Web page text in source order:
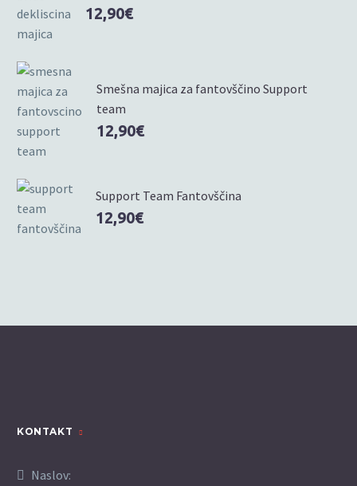
12,90€
Smešna majica za fantovščino Support
team
12,90€
Support Team Fantovščina
12,90€
KONTAKT
Naslov: